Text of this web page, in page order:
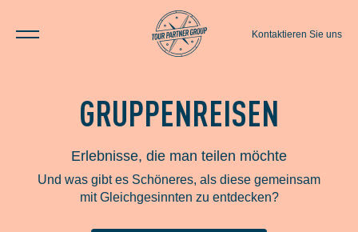
Kontaktieren Sie uns
GRUPPENREISEN
Erlebnisse, die man teilen möchte
Und was gibt es Schöneres, als diese gemeinsam
mit Gleichgesinnten zu entdecken?